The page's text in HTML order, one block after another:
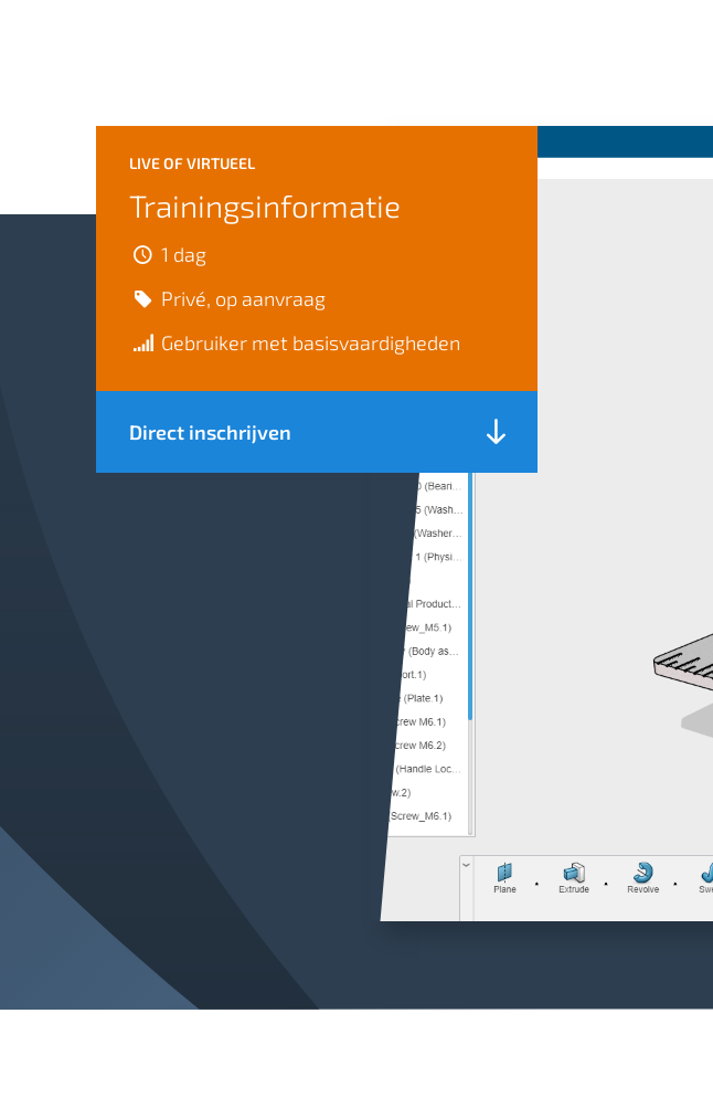
LIVE OF VIRTUEEL
Trainingsinformatie
1 dag
Privé, op aanvraag
Gebruiker met basisvaardigheden
Direct inschrijven